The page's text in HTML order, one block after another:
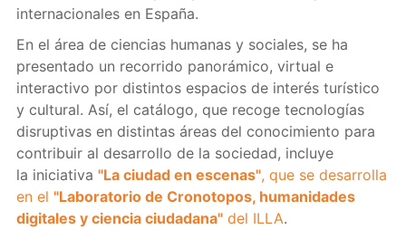
internacionales en España.
En el área de ciencias humanas y sociales, se ha
presentado un recorrido panorámico, virtual e
interactivo por distintos espacios de interés turístico
y cultural. Así, el catálogo, que recoge tecnologí­as
disruptivas en distintas áreas del conocimiento para
contribuir al desarrollo de la sociedad, incluye
la iniciativa "La ciudad en escenas", que se desarrolla
en el "Laboratorio de Cronotopos, humanidades
digitales y ciencia ciudadana"del ILLA.